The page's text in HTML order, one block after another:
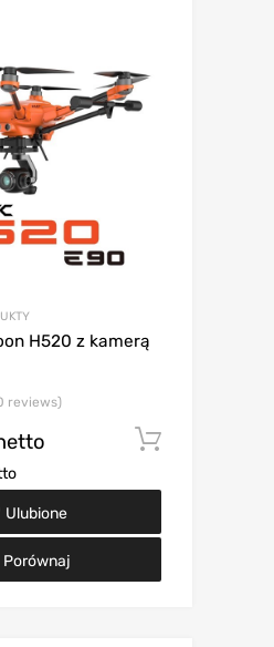
H520 z kamerą
reviews)
Ulubione
Porównaj